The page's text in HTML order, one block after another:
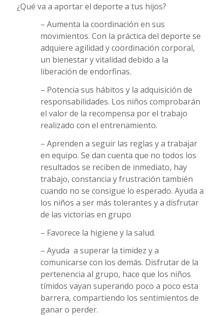
¿Qué va a aportar el deporte a tus hijos?
– Aumenta la coordinación en sus
movimientos. Con la práctica del deporte se
adquiere agilidad y coordinación corporal,
un bienestar y vitalidad debido a la
liberación de endorfinas.
– Potencia sus hábitos y la adquisición de
responsabilidades. Los niños comprobarán
el valor de la recompensa por el trabajo
realizado con el entrenamiento.
– Aprenden a seguir las reglas y a trabajar
en equipo. Se dan cuenta que no todos los
resultados se reciben de inmediato, hay
trabajo, constancia y frustración también
cuando no se consigue lo esperado. Ayuda a
los niños a ser más tolerantes y a disfrutar
de las victorias en grupo
– Favorece la higiene y la salud.
– Ayuda a superar la timidez y a
comunicarse con los demás. Disfrutar de la
pertenencia al grupo, hace que los niños
tímidos vayan superando poco a poco esta
barrera, compartiendo los sentimientos de
ganar o perder.